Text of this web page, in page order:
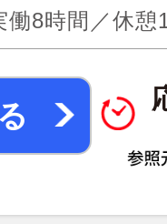
8時間／休憩